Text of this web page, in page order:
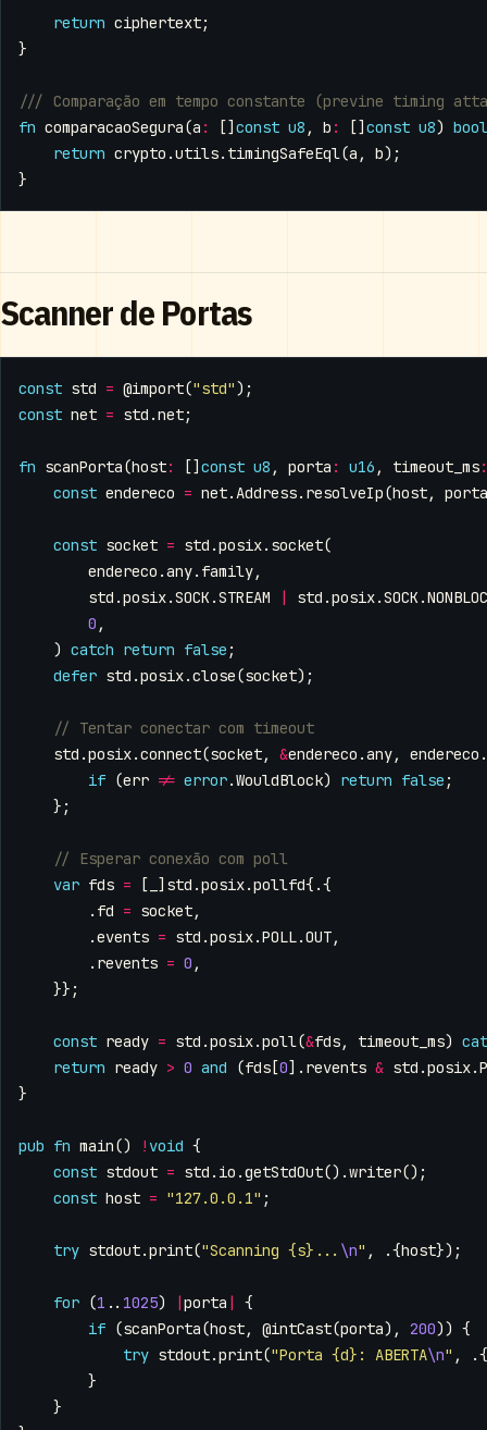
return ciphertext;
}
fn comparacaoSegura(a : [] const u8 , b : [] const u8) bool
return crypto .utils. timingSafeEql(a , b);
}
Scanner de Portas
const std = @import("std");
const net = std .net;
fn scanPorta(host: [] const u8 , porta : u16 , timeout_ms:
const endereco = net.Address. resolveIp(host, porta
const socket = std .posix. socket(
endereco .any. family,
std .posix.SOCK.STREAM | std .posix.SOCK.
0 ,
) catch return false ;
defer std .posix.close(socket);
std .posix.connect(socket, &endereco .any, endereco .
if (err != error.WouldBlock) return false ;
};
var fds = [ ] std .posix.pollfd{.{
. fd = socket,
.events = std .posix.POLL.OUT,
. revents = 0 ,
}};
const ready = std .posix.poll(&fds, timeout_ms)
return ready > 0 and (fds [0]. revents & std .posix.
}
pub fn main() ! void {
const stdout = std . io .getStdOut().writer();
const host = "127.0.0.1" ;
try stdout.print("Scanning {s}... \n" , .{host});
for (1 .. 1025) |porta |
{
if (scanPorta(host, @intCast(porta), 200)) {
try stdout.print("Porta {d}: ABERTA\n" ,
.{
}
}